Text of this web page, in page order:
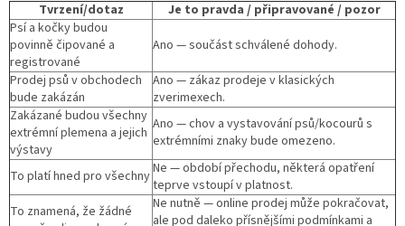
Tvrzení/dotaz
Je to pravda / připravované / pozor
Psí a kočky budou
povinně čipované a
registrované
Ano — součást schválené dohody.
Prodej psů v obchodech
bude zakázán
Ano — zákaz prodeje v klasických
zverimexech.
Zakázané budou všechny
extrémní plemena a jejich
výstavy
Ano — chov a vystavování psů/kocourů s
extrémními znaky bude omezeno.
To platí hned pro všechnyNe — období přechodu, některá opatření
teprve vstoupí v platnost.
To znamená, že žádné
Ne nutně — online prodej může pokračovat,
ale pod daleko přísnějšími podmínkami a